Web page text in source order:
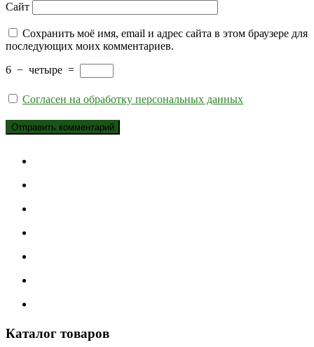
Сайт
Сохранить моё имя, email и адрес сайта в этом браузере для
последующих моих комментариев.
6 − четыре =
Согласен на обработку персональных данных
Каталог товаров